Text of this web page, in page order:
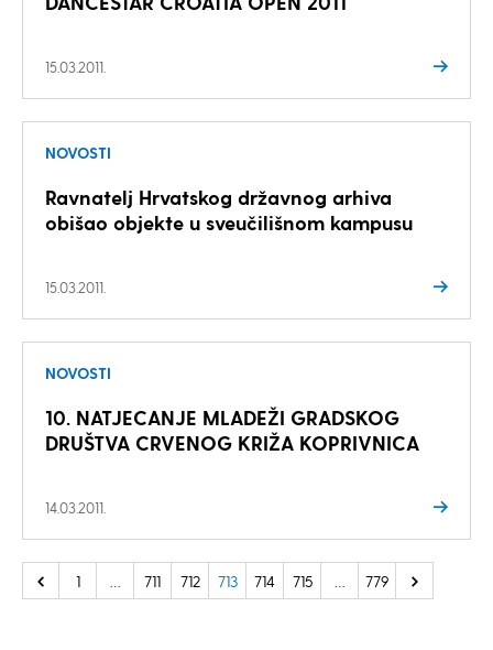
15.03.2011.
NOVOSTI
Ravnatelj Hrvatskog državnog arhiva
obišao objekte u sveučilišnom kampusu
15.03.2011.
NOVOSTI
10. NATJECANJE MLADEŽI GRADSKOG
DRUŠTVA CRVENOG KRIŽA KOPRIVNICA
14.03.2011.
1 711 712 713 714 715 779